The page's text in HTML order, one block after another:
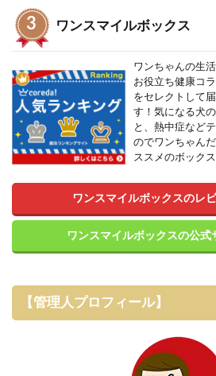
ワンスマイルボックス
ワンちゃんの生
お役立ち健康コ
をセレクトして
す！気になる犬
と、熱中症など
のでワンちゃん
ススメのボックス
ワンスマイルボックスのレ
ワンスマイルボックスの公式
【管理人プロフィール】